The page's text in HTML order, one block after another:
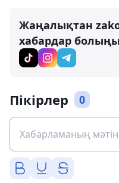
Жаңалықтан
хабардар
Пікірлер 0